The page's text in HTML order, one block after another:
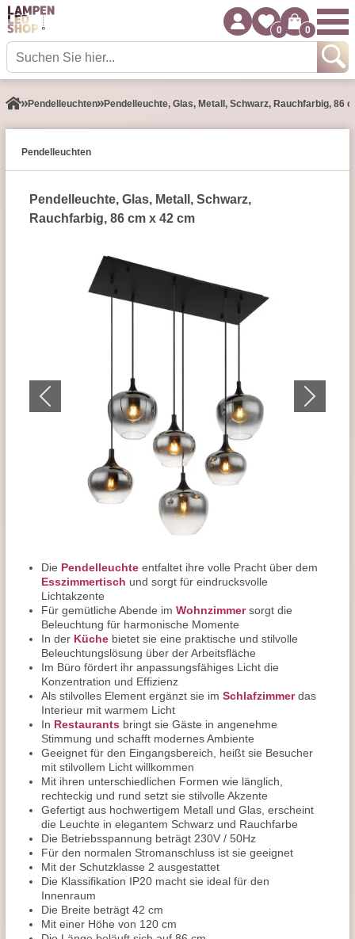
0 0
Pendel­leuchten Pendelleuchte, Glas, Metall, Schwarz, Rauchfarbig, 86
Pendel­leuchten
Pendelleuchte, Glas, Metall, Schwarz,
Rauchfarbig, 86 cm x 42 cm
Die Pendelleuchte entfaltet ihre volle Pracht über dem
Esszimmertisch und sorgt für eindrucksvolle
Lichtakzente
Für gemütliche Abende im Wohnzimmersorgt die
Beleuchtung für harmonische Momente
In der Küche bietet sie eine praktische und stilvolle
Beleuchtungslösung über der Arbeitsfläche
Im Büro fördert ihr anpassungsfähiges Licht die
Konzentration und Effizienz
Als stilvolles Element ergänzt sie im Schlafzimmerdas
Interieur mit warmem Licht
In Restaurants bringt sie Gäste in angenehme
Stimmung und schafft modernes Ambiente
Geeignet für den Eingangsbereich, heißt sie Besucher
mit stilvollem Licht willkommen
Mit ihren unterschiedlichen Formen wie länglich,
rechteckig und rund setzt sie stilvolle Akzente
Gefertigt aus hochwertigem Metall und Glas, erscheint
die Leuchte in elegantem Schwarz und Rauchfarbe
Die Betriebsspannung beträgt 230V / 50Hz
Für den normalen Stromanschluss ist sie geeignet
Mit der Schutzklasse 2 ausgestattet
Die Klassifikation IP20 macht sie ideal für den
Innenraum
Die Breite beträgt 42 cm
Mit einer Höhe von 120 cm